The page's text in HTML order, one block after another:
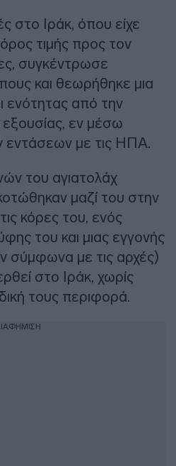
στο Ιράκ, όπου είχε
τιμής προς τον
συγκέντρωσε
και θεωρήθηκε μια
ενότητας από την
εξουσίας, εν μέσω
με τις ΗΠΑ.
του αγιατολάχ
μαζί του στην
κόρες του, ενός
του και μιας εγγονής
σύμφωνα με τις αρχές)
στο Ιράκ, χωρίς
τους περιφορά.